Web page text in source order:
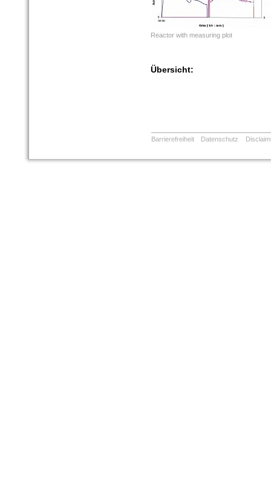
Reactor with measuring plot
Übersicht:
Barrierefreiheit Datenschutz